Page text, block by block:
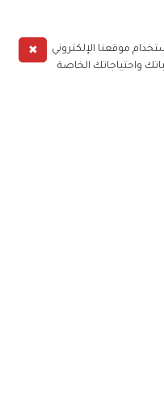
✖
موقعنا الإلكتروني
واحتياجاتك الخاصة